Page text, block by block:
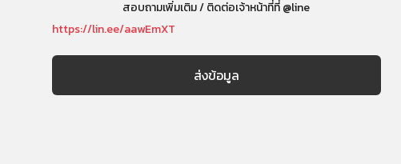
สอบถามเพิ่มเติม / ติดต่อเจ้าหน้าที่ที่ @line
https://lin.ee/aawEmXT